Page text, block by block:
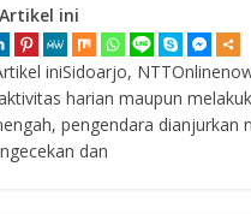
ini
iniSidoarjo,
harian maupun
pengendara dianjurkan
dan